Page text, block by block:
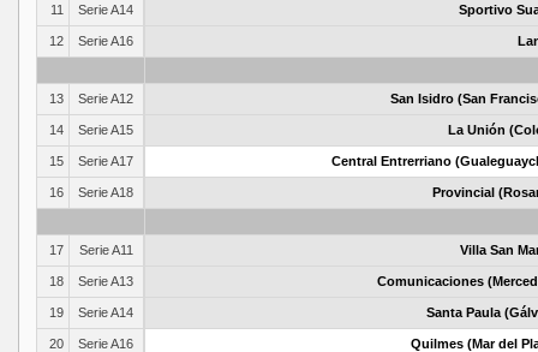
11 Serie A14 Sportivo
12 Serie A16
13 Serie A12 San Isidro (San
14 Serie A15 La Unión
15 Serie A17 Central Entrerriano
16 Serie A18 Provincial
17 Serie A11 Villa San
18 Serie A13 Comunicaciones
19 Serie A14 Santa Paula
20 Serie A16 Quilmes (Mar del